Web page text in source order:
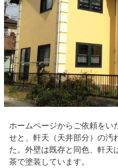
ホームページからご依頼をい
せと、軒天（天井部分）の汚
た。外壁は既存と同色、軒天
茶で塗装しています。